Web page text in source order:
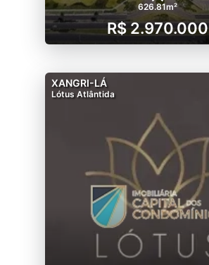
626.81m²
R$ 2.970.000
XANGRI-LÁ
Lótus Atlântida